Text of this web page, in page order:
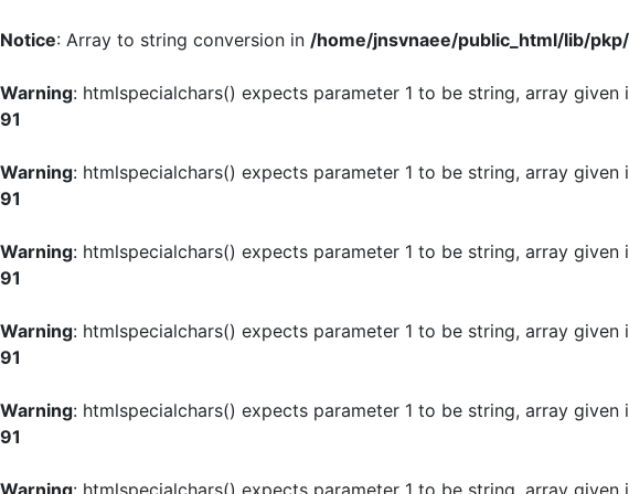
Notice: Array to string conversion in /home/jnsvnaee/public_html/lib/
Warning: htmlspecialchars() expects parameter 1 to be string, array given
91
Warning: htmlspecialchars() expects parameter 1 to be string, array given
91
Warning: htmlspecialchars() expects parameter 1 to be string, array given
91
Warning: htmlspecialchars() expects parameter 1 to be string, array given
91
Warning: htmlspecialchars() expects parameter 1 to be string, array given
91
Warning: htmlspecialchars() expects parameter 1 to be string, array given